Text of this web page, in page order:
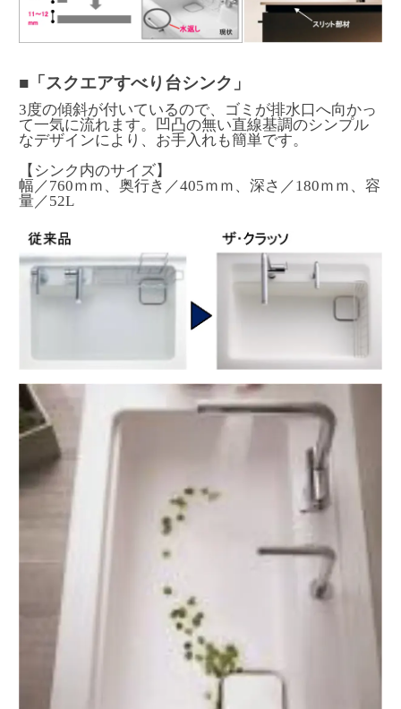
■「スクエアすべり台シンク」
3度の傾斜が付いているので、ゴミが排水口へ向かっ
て一気に流れます。凹凸の無い直線基調のシンプル
なデザインにより、お手入れも簡単です。
【シンク内のサイズ】
幅／760ｍｍ、奥行き／405ｍｍ、深さ／180ｍｍ、容
量／52L